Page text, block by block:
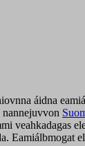
áidna
nannejuvvon
veahkadagas
Eamiálbmogat